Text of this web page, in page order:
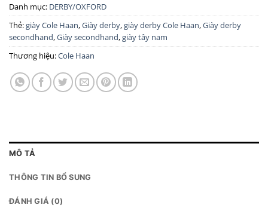
Danh mục: DERBY/OXFORD
Thẻ:giày Cole Haan,Giày derby,giày derby Cole Haan,Giày derby
secondhand,Giày secondhand,giày tây nam
Thương hiệu:Cole Haan
MÔ TẢ
THÔNG TIN BỔ SUNG
ĐÁNH GIÁ (0)